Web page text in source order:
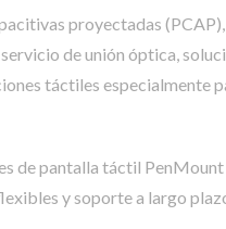
proyectadas
de unión óptica,
táctiles especialmente
de pantalla táctil PenMount
y soporte a largo